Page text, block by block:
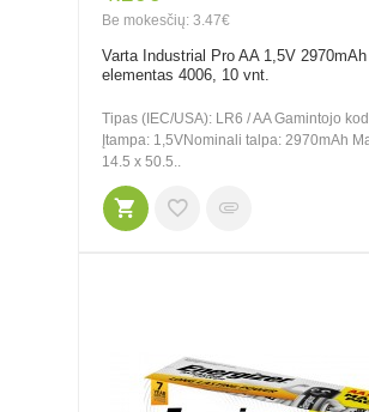
Be mokesčių: 3.47€
Varta Industrial Pro AA 1,5V 2970mAh
elementas 4006, 10 vnt.
Tipas (IEC/USA): LR6 / AA Gamintojo
Įtampa: 1,5VNominali talpa: 2970mAh
14.5 x 50.5..